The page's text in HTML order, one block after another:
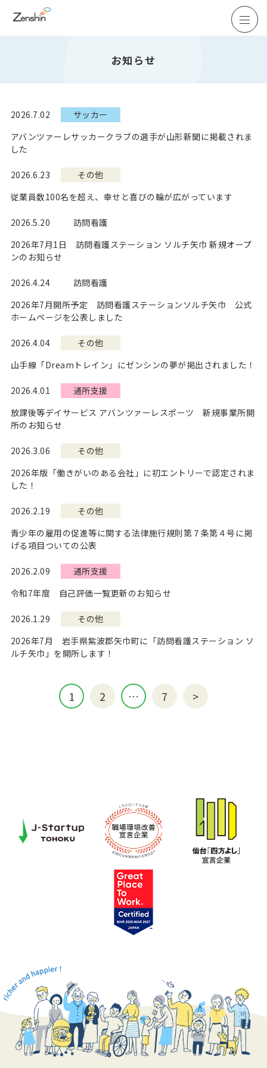
Home
About us
Philosophy 経営理念
Message
Business
News
お問い合わせ
テラグラッサ
お知らせ
2026.7.02
サッカー
アバンツァーレサッカークラブの選手が山形新聞に掲載されま
した
2026.6.23
その他
従業員数100名を超え、幸せと喜びの輪が広がっています
2026.5.20
訪問看護
2026年7月1日 訪問看護ステーション ソルチ矢巾 新規オープ
ンのお知らせ
2026.4.24
訪問看護
2026年7月開所予定 訪問看護ステーションソルチ矢巾 公式
ホームページを公表しました
2026.4.04
その他
山手線「Dreamトレイン」にゼンシンの夢が掲出されました！
2026.4.01
通所支援
放課後等デイサービス アバンツァーレスポーツ 新規事業所開
所のお知らせ
2026.3.06
その他
2026年版「働きがいのある会社」に初エントリーで認定されま
した！
2026.2.19
その他
青少年の雇用の促進等に関する法律施行規則第７条第４号に掲
げる項目ついての公表
2026.2.09
通所支援
令和7年度 自己評価一覧更新のお知らせ
2026.1.29
その他
2026年7月 岩手県紫波郡矢巾町に「訪問看護ステーション ソ
ルチ矢巾」を開所します！
1 2 … 7 >